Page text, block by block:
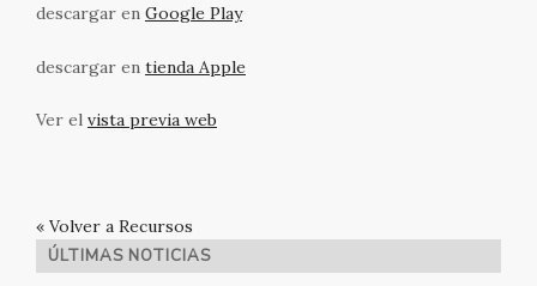
descargar en Google Play
descargar en tienda Apple
Ver el vista previa web
« Volver a Recursos
ÚLTIMAS NOTICIAS